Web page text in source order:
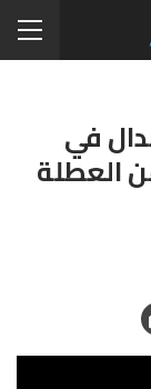
في
العطلة